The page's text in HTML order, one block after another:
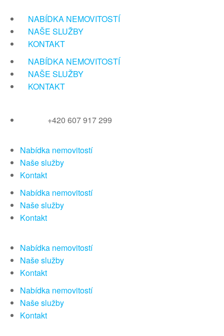
obsah
NABÍDKA NEMOVITOSTÍ
NAŠE SLUŽBY
KONTAKT
NABÍDKA NEMOVITOSTÍ
NAŠE SLUŽBY
KONTAKT
+420 607 917 299
Nabídka nemovitostí
Naše služby
Kontakt
Nabídka nemovitostí
Naše služby
Kontakt
Nabídka nemovitostí
Naše služby
Kontakt
Nabídka nemovitostí
Naše služby
Kontakt